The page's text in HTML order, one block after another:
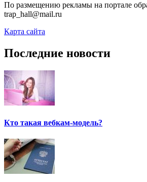
По размещению рекламы на портале
trap_hall@mail.ru
Карта сайта
Последние новости
Кто такая вебкам-модель?